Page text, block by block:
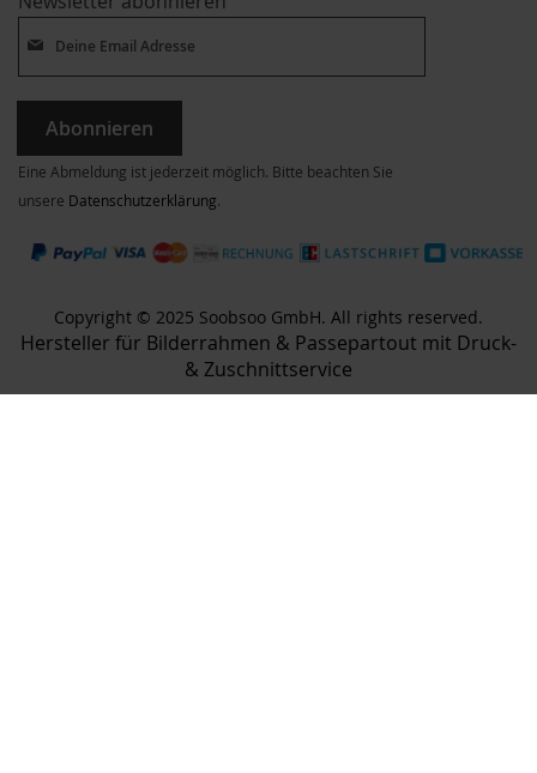
Abonnieren
Eine Abmeldung ist jederzeit möglich. Bitte beachten Sie
unsere Datenschutzerklärung.
Copyright © 2025 Soobsoo GmbH. All rights reserved.
Hersteller für Bilderrahmen & Passepartout mit Druck-
& Zuschnittservice